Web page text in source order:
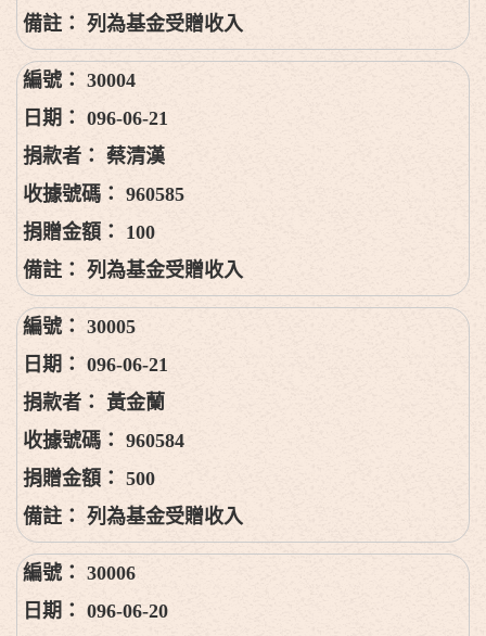
列為基金受贈收入
30004
096-06-21
蔡清漢
960585
100
列為基金受贈收入
30005
096-06-21
黃金蘭
960584
500
列為基金受贈收入
30006
096-06-20